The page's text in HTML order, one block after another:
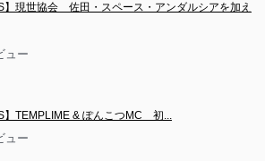
】現世協会　佐田・スペース・アンダルシアを加え
ュー
】TEMPLIME & ぽんこつMC　初...
ュー